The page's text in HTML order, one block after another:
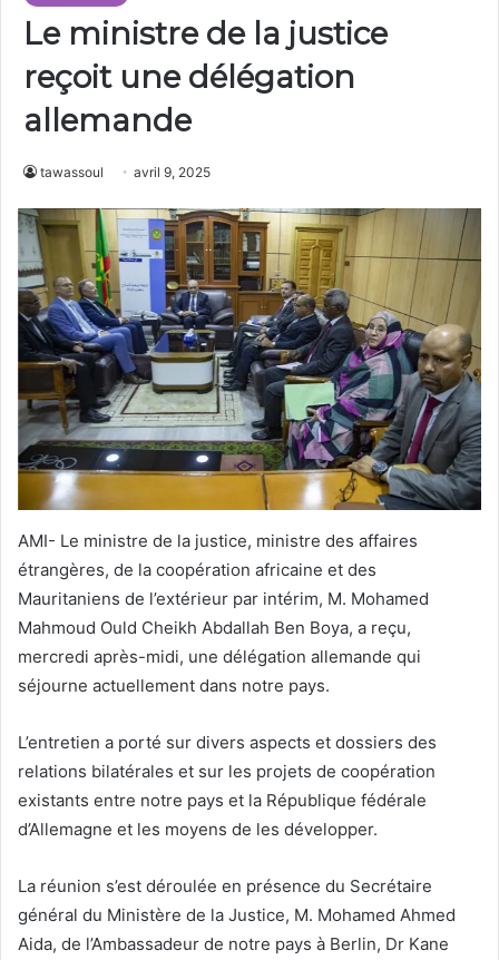
Le ministre de la justice
reçoit une délégation
allemande
tawassoul avril 9, 2025
AMI- Le ministre de la justice, ministre des affaires
étrangères, de la coopération africaine et des
Mauritaniens de l’extérieur par intérim, M. Mohamed
Mahmoud Ould Cheikh Abdallah Ben Boya, a reçu,
mercredi après-midi, une délégation allemande qui
séjourne actuellement dans notre pays.
L’entretien a porté sur divers aspects et dossiers des
relations bilatérales et sur les projets de coopération
existants entre notre pays et la République fédérale
d’Allemagne et les moyens de les développer.
La réunion s’est déroulée en présence du Secrétaire
général du Ministère de la Justice, M. Mohamed Ahmed
Aida, de l’Ambassadeur de notre pays à Berlin, Dr Kane